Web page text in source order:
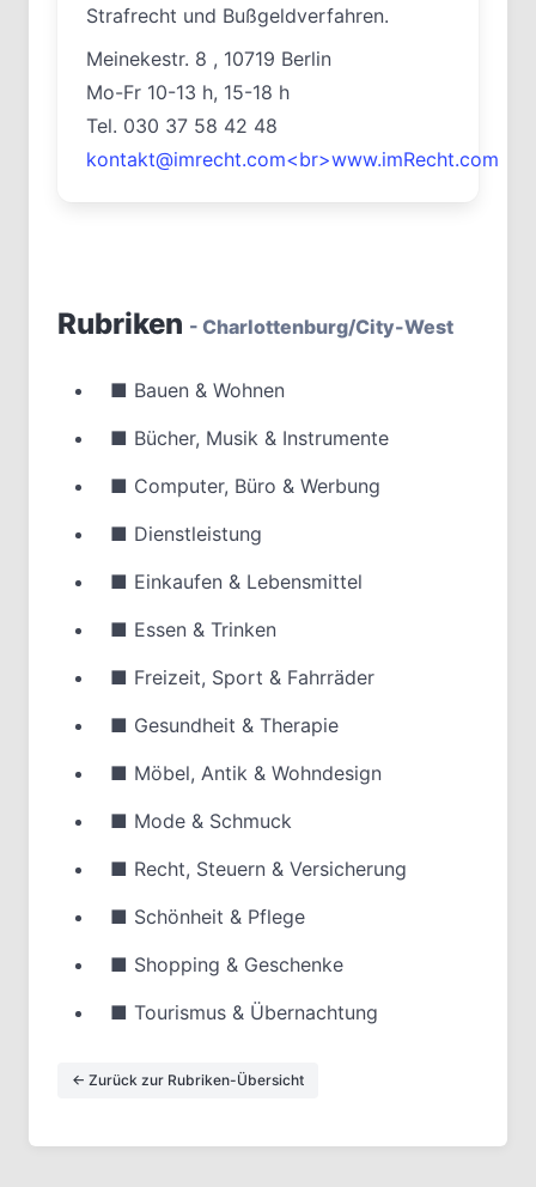
Rubriken - Charlottenburg/City-West
■ Bauen & Wohnen
■ Bücher, Musik & Instrumente
■ Computer, Büro & Werbung
■ Dienstleistung
■ Einkaufen & Lebensmittel
■ Essen & Trinken
■ Freizeit, Sport & Fahrräder
■ Gesundheit & Therapie
■ Möbel, Antik & Wohndesign
■ Mode & Schmuck
■ Recht, Steuern & Versicherung
■ Schönheit & Pflege
■ Shopping & Geschenke
■ Tourismus & Übernachtung
← Zurück zur Rubriken-Übersicht
Strafrecht und Bußgeldverfahren.
Meinekestr. 8 , 10719 Berlin
Mo-Fr 10-13 h, 15-18 h
Tel. 030 37 58 42 48
kontakt@imrecht.com<br>www.imRecht.com